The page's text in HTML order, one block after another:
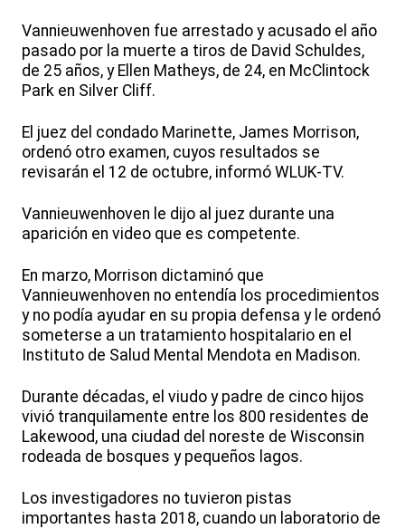
Vannieuwenhoven fue arrestado y acusado el año
pasado por la muerte a tiros de David Schuldes,
de 25 años, y Ellen Matheys, de 24, en McClintock
Park en Silver Cliff.
El juez del condado Marinette, James Morrison,
ordenó otro examen, cuyos resultados se
revisarán el 12 de octubre, informó WLUK-TV.
Vannieuwenhoven le dijo al juez durante una
aparición en video que es competente.
En marzo, Morrison dictaminó que
Vannieuwenhoven no entendía los procedimientos
y no podía ayudar en su propia defensa y le ordenó
someterse a un tratamiento hospitalario en el
Instituto de Salud Mental Mendota en Madison.
Durante décadas, el viudo y padre de cinco hijos
vivió tranquilamente entre los 800 residentes de
Lakewood, una ciudad del noreste de Wisconsin
rodeada de bosques y pequeños lagos.
Los investigadores no tuvieron pistas
importantes hasta 2018, cuando un laboratorio de